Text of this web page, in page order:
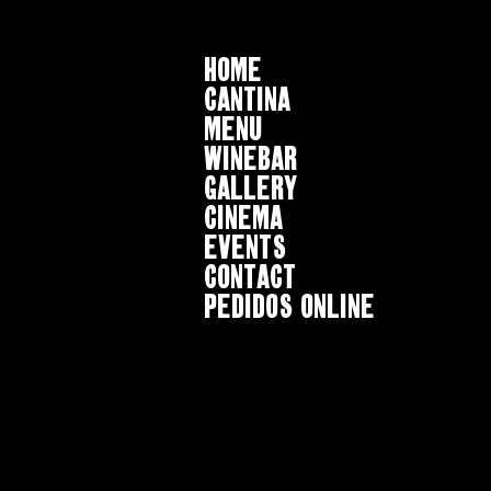
HOME
CANTINA
MENU
WINEBAR
GALLERY
CINEMA
EVENTS
CONTACT
Pedidos online